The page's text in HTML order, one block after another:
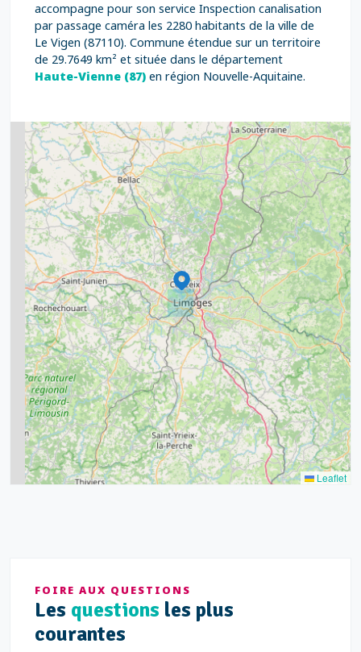
accompagne pour son service Inspection canalisation
par passage caméra les 2280 habitants de la ville de
Le Vigen (87110). Commune étendue sur un territoire
de 29.7649 km² et située dans le département
Haute-Vienne (87) en région Nouvelle-Aquitaine.
2
9
2
3
11
5
8
7
7
6
20
2
9
8
5
11
15
7
Leaflet
FOIRE AUX QUESTIONS
Les questions les plus
courantes